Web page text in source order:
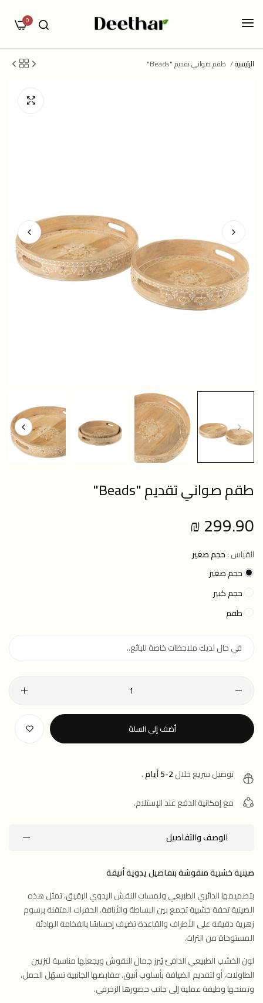
0
الرئيسية/ طقم صواني تقديم "Beads"
طقم صواني تقديم "Beads"
Regular
price
299.90 ₪
القياس :حجم صغير
أضف إلى السلة
توصيل سريع خلال2-5 أيام
.
مع إمكانية الدفع عند الإستلام.
الوصف والتفاصيل
صينية خشبية منقوشة بتفاصيل يدوية أنيقة
بتصميمها الدائري الطبيعي ولمسات النقش اليدوي الرقيق، تمثل هذه
الصينية تحفة خشبية تجمع بين البساطة والأناقة. الحفرات المتقنة برسوم
زهرية دقيقة على الأطراف والقاعدة تضيف إحساسًا بالفخامة الهادئة
المستوحاة من التراث.
لون الخشب الطبيعي الدافئ يُبرز جمال النقوش ويجعلها مناسبة لتزيين
الطاولات، أو لتقديم الضيافة بأسلوب أنيق. مقابضها الجانبية تسهّل الحمل،
وتمنحها وظيفة عملية إلى جانب حضورها الزخرفي.